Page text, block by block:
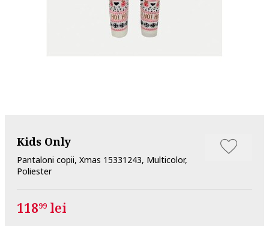
Kids Only
Pantaloni copii, Xmas 15331243, Multicolor,
Poliester
11899 lei